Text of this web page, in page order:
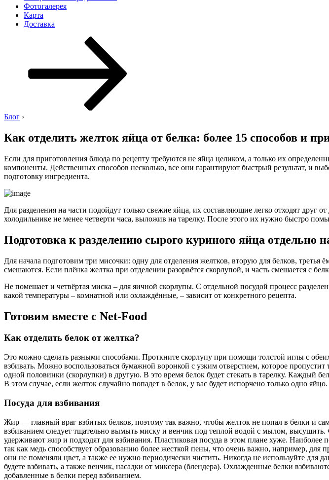
Фотогалерея
Карта
Доставка
Блог ›
Как отделить желток яйца от белка: более 15 способов и
Если для приготовления блюда по рецепту требуются не яйца целиком, а только их
компоненты. Действенных способов несколько, все они гарантируют быстрый результат, и
подготовку ингредиента.
Для разделения на части подойдут только свежие яйца, их составляющие легко отходят
холодильнике не менее четверти часа, выложив на тарелку. После этого их нужно быстро
Подготовка к разделению сырого куриного яйца отдельно
Для начала подготовим три мисочки: одну для отделения желтков, вторую для белков, третья
смешаются. Если плёнка желтка при отделении разорвётся скорлупой, и часть смешается с
Не помешает и четвёртая миска – для яичной скорлупы. С отдельной посудой процесс
какой температуры – комнатной или охлаждённые, – зависит от конкретного рецепта.
Готовим вместе с Net-Food
Как отделить белок от желтка?
Это можно сделать разными способами. Проткните скорлупу при помощи толстой иглы с
взбивать. Можно воспользоваться бумажной воронкой с узким отверстием, которое
одной половинки (скорлупки) в другую. В это время белок будет стекать в тарелку. Каждый
В этом случае, если желток случайно попадет в белок, у вас будет испорчено только одно яйцо.
Посуда для взбивания
Жир — главный враг взбитых белков, поэтому так важно, чтобы желток не попал в белки и
взбиванием следует тщательно вымыть миску и венчик под теплой водой с мылом,
удерживают жир и подходят для взбивания. Пластиковая посуда в этом плане хуже.
так как медь способствует образованию более жесткой пены, что очень важно, например,
они не поменяли цвет, а также ее нужно периодически чистить. Никогда не используйте для
будете взбивать, а также венчик, насадки от миксера (блендера). Охлажденные белки
добавленные в белки перед взбиванием.